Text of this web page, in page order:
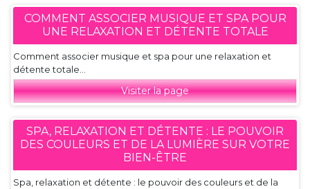
COMMENT ASSOCIER MUSIQUE ET SPA POUR
UNE RELAXATION ET DÉTENTE TOTALE
Comment associer musique et spa pour une relaxation et
détente totale...
Visiter la page
SPA, RELAXATION ET DÉTENTE : LE POUVOIR
DES COULEURS ET DE LA LUMIÈRE SUR VOTRE
BIEN-ÊTRE
Spa, relaxation et détente : le pouvoir des couleurs et de la